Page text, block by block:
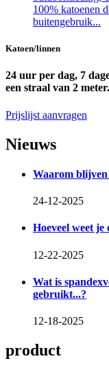
100% katoenen
buitengebruik...
Katoen/linnen
24 uur per dag, 7
een straal van 2 meter.
Prijslijst aanvragen
Nieuws
Waarom blijven
24-12-2025
Hoeveel weet je
12-22-2025
Wat is
gebruikt...?
12-18-2025
product